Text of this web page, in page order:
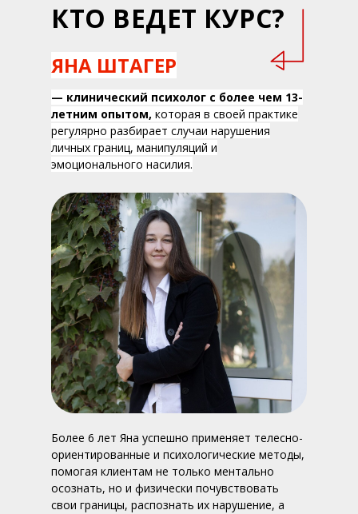
КТО ВЕДЕТ КУРС?
Более 6 лет Яна успешно применяет телесно-
ориентированные и психологические методы,
помогая клиентам не только ментально
осознать, но и физически почувствовать
свои границы, распознать их нарушение, а
ЯНА ШТАГЕР
— клинический психолог с более чем 13-
летним опытом, которая в своей практике
регулярно разбирает случаи нарушения
личных границ, манипуляций и
эмоционального насилия.